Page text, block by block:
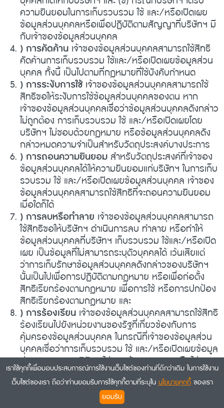
ความยินยอมในการเก็บรวบรวม ใช้ และ/หรือเปิดเผย
ข้อมูลส่วนบุคคลหรือเพื่อปฏิบัติตามสัญญาที่บริษัทฯ มี
กับเจ้าของข้อมูลส่วนบุคคล
) การคัดค้าน เจ้าของข้อมูลส่วนบุคคลสามารถใช้สิทธิ
คัดค้านการเก็บรวบรวม ใช้และ/หรือเปิดเผยข้อมูลส่วน
บุคคล ทั้งนี้ เป็นไปตามที่กฎหมายที่ใช้บังคับกำหนด
) การระงับการใช้เจ้าของข้อมูลส่วนบุคคลสามารถใช้
สิทธิขอให้ระงับการใช้ข้อมูลส่วนบุคคลของตน หาก
เจ้าของข้อมูลส่วนบุคคลเชื่อว่าข้อมูลส่วนบุคคลดังกล่าว
ไม่ถูกต้อง การเก็บรวบรวม ใช้ และ/หรือเปิดเผยโดย
บริษัทฯ ไม่ชอบด้วยกฎหมาย หรือข้อมูลส่วนบุคคลดัง
กล่าวหมดความจำเป็นสำหรับวัตถุประสงค์บางประการ
) การถอนความยินยอมสำหรับวัตถุประสงค์ที่เจ้าของ
ข้อมูลส่วนบุคคลได้ให้ความยินยอมแก่บริษัทฯ ในการเก็บ
รวบรวม ใช้ และ/หรือเปิดเผยข้อมูลส่วนบุคคล เจ้าของ
ข้อมูลส่วนบุคคลสามารถใช้สิทธิที่จะถอนความยินยอม
เมื่อใดก็ได้
) การลบหรือทำลาย เจ้าของข้อมูลส่วนบุคคลสามารถ
ใช้สิทธิขอให้บริษัทฯ ดำเนินการลบ ทำลาย หรือทำให้
ข้อมูลส่วนบุคคลที่บริษัทฯ เก็บรวบรวม ใช้และ/หรือเปิด
เผย เป็นข้อมูลที่ไม่สามารถระบุตัวบุคคลได้ เว้นเสียแต่
ว่าการเก็บรักษาข้อมูลส่วนบุคคลดังกล่าวของบริษัทฯ
นั้นเป็นไปเพื่อการปฏิบัติตามกฎหมาย หรือเพื่อก่อตั้ง
สิทธิเรียกร้องตามกฎหมาย เพื่อการใช้ หรือการปกป้อง
สิทธิเรียกร้องตามกฎหมาย และ
) การร้องเรียน เจ้าของข้อมูลส่วนบุคคลสามารถใช้สิทธิ
ร้องเรียนไปยังหน่วยงานของรัฐที่เกี่ยวข้องกับการ
คุ้มครองข้อมูลส่วนบุคคล ในกรณีที่เจ้าของข้อมูลส่วน
บุคคลเชื่อว่าการเก็บรวบรวม ใช้ และ/หรือเปิดเผยข้อมูล
ส่วนบุคคลของบริษัทฯ ไม่ชอบด้วยกฎหมายหรือไม่
สอดคล้องกับกฎหมายคุ้มครองข้อมูลที่บังคับใช้
) ติดต่อบริษัทฯ
เราใช้คุกกี้เพื่อมอบประสบการณ์การใช้งานเว็บไซต์ของท่านที่ดีกว่าเดิม ในการใช้งาน
เว็บไซต์ของเรา ถือว่าท่านยอมรับการใช้คุกกี้ตามที่ระบุในนโยบายคุกกี้ของเรา
ยอมรับ